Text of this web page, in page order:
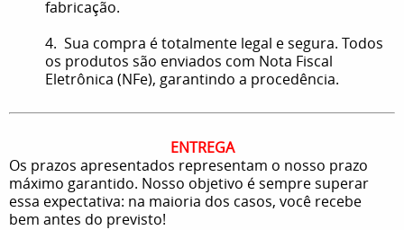
fabricação.
4. Sua compra é totalmente legal e segura. Todos
os produtos são enviados com Nota Fiscal
Eletrônica (NFe), garantindo a procedência.
ENTREGA
Os prazos apresentados representam o nosso prazo
máximo garantido. Nosso objetivo é sempre superar
essa expectativa: na maioria dos casos, você recebe
bem antes do previsto!